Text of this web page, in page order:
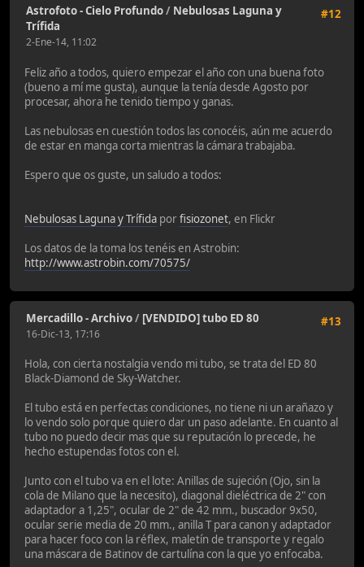
#12
Astrofoto - Cielo Profundo/ Nebulosas Laguna y
Trífida
2-Ene-14, 11:02
Feliz año a todos, quiero empezar el año con una buena foto
(bueno a mí me gusta), aunque la tenía desde Agosto por
procesar, ahora he tenido tiempo y ganas.
Las nebulosas en cuestión todos las conocéis, aún me acuerdo
de estar en manga corta mientras la cámara trabajaba.
Espero que os guste, un saludo a todos:
Nebulosas Laguna y Trífida porfisiozonet, en Flickr
Los datos de la toma los tenéis en Astrobin:
http://www.astrobin.com/70575/
#13
Mercadillo - Archivo/ [VENDIDO] tubo ED 80
16-Dic-13, 17:16
Hola, con cierta nostalgia vendo mi tubo, se trata del ED 80
Black-Diamond de Sky-Watcher.
El tubo está en perfectas condiciones, no tiene ni un arañazo y
lo vendo solo porque quiero dar un paso adelante. En cuanto al
tubo no puedo decir mas que su reputación lo precede, he
hecho estupendas fotos con el.
Junto con el tubo va en el lote: Anillas de sujeción (Ojo, sin la
cola de Milano que la necesito), diagonal dieléctrica de 2" con
adaptador a 1,25", ocular de 2" de 42 mm., buscador 9x50,
ocular serie media de 20 mm., anilla T para canon y adaptador
para hacer foco con la réflex, maletín de transporte y regalo
una máscara de Batinov de cartulína con la que yo enfocaba.